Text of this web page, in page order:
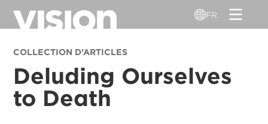
principal
FR
COLLECTION D’ARTICLES
Deluding Ourselves
to Death